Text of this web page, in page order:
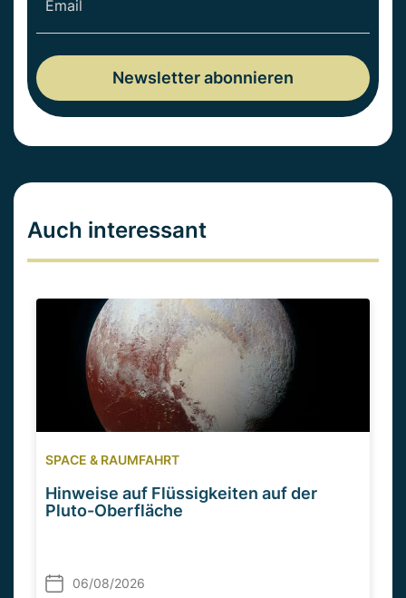
Auch interessant
SPACE & RAUMFAHRT
Hinweise auf Flüssigkeiten auf der
Pluto-Oberfläche
06/08/2026